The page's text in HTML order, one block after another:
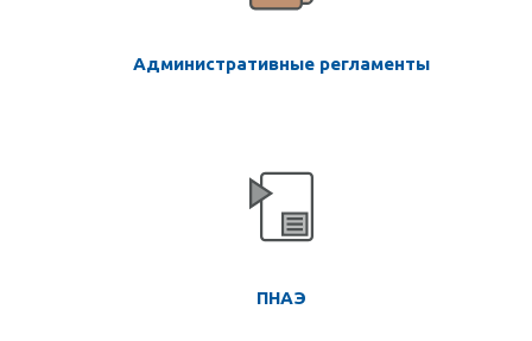
Административные регламенты
ПНАЭ